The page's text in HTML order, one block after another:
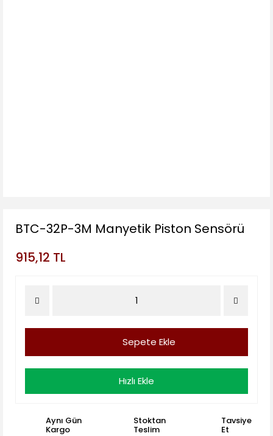
BTC-32P-3M Manyetik Piston Sensörü
915,12 TL
Sepete Ekle
Hızlı Ekle
Aynı Gün
Kargo
Stoktan
Teslim
Tavsiye
Et